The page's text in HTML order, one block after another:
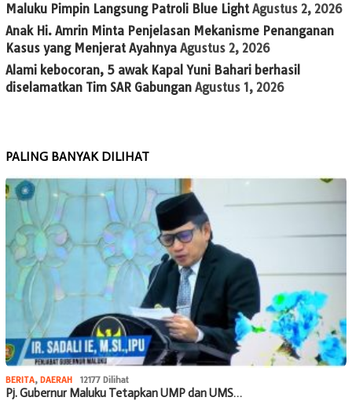
Maluku Pimpin Langsung Patroli Blue Light Agustus 2, 2026
Anak Hi. Amrin Minta Penjelasan Mekanisme Penanganan
Kasus yang Menjerat Ayahnya Agustus 2, 2026
Alami kebocoran, 5 awak Kapal Yuni Bahari berhasil
diselamatkan Tim SAR Gabungan Agustus 1, 2026
PALING BANYAK DILIHAT
BERITA, DAERAH 12177 Dilihat
Pj. Gubernur Maluku Tetapkan UMP dan UMS…